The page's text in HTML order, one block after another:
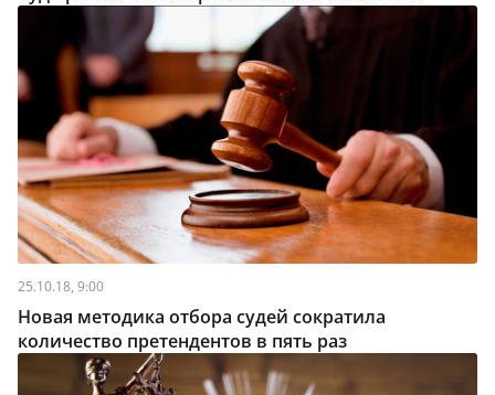
25.10.18, 9:00
Новая методика отбора судей сократила
количество претендентов в пять раз